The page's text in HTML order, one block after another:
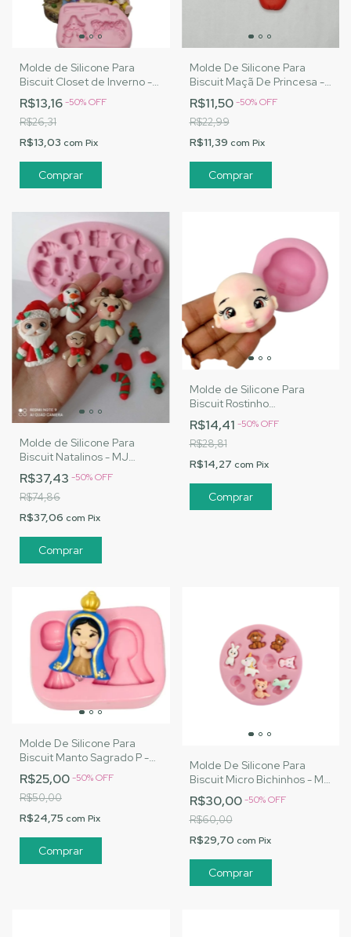
Molde de Silicone Para
Biscuit Closet de Inverno -
MJ Artesanatos |Cód. 3085
R$13,16-50%OFF
R$26,31
R$13,03 com Pix
Molde De Silicone Para
Biscuit Maçã De Princesa -
MJ Artesanatos |Cód. 3193
R$11,50-50%OFF
R$22,99
R$11,39 com Pix
Molde de Silicone Para
Biscuit Natalinos - MJ
Artesanatos|Cód. 2058
R$37,43 -50%OFF
R$74,86
R$37,06 com Pix
Molde de Silicone Para
Biscuit Rostinho
Personalizado M - MJ
Artesanatos |Cód. 3059
R$14,41 -50%OFF
R$28,81
R$14,27 com Pix
Molde De Silicone Para
Biscuit Manto Sagrado P -
MJ Artesanatos |Cód. 1414
R$25,00-50%OFF
R$50,00
R$24,75 com Pix
Molde De Silicone Para
Biscuit Micro Bichinhos - MJ
Artesanatos |Cód. 1384
R$30,00-50%OFF
R$60,00
R$29,70 com Pix